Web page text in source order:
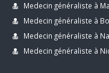
Medecin généraliste à
Medecin généraliste à
Medecin généraliste à
Medecin généraliste à